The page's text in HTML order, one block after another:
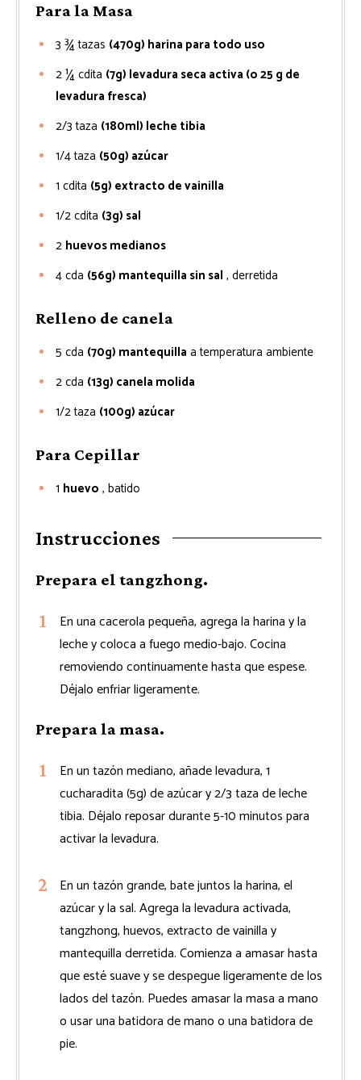
Para la Masa
3 ¾tazas (470g) harina para todo uso
2 ¼cdita (7g) levadura seca activa (o 25 g de
levadura fresca)
2/3taza (180ml) leche tibia
1/4taza (50g) azúcar
1 cdita (5g) extracto de vainilla
1/2cdita (3g) sal
2 huevos medianos
4cda (56g) mantequilla sin sal , derretida
Relleno de canela
5 cda (70g) mantequilla a temperatura ambiente
2cda (13g) canela molida
1/2taza (100g) azúcar
Para Cepillar
1 huevo , batido
Instrucciones
Prepara el tangzhong.
En una cacerola pequeña, agrega la harina y la
leche y coloca a fuego medio-bajo. Cocina
removiendo continuamente hasta que espese.
Déjalo enfriar ligeramente.
Prepara la masa.
En un tazón mediano, añade levadura, 1
cucharadita (5g) de azúcar y 2/3 taza de leche
tibia. Déjalo reposar durante 5-10 minutos para
activar la levadura.
En un tazón grande, bate juntos la harina, el
azúcar y la sal. Agrega la levadura activada,
tangzhong, huevos, extracto de vainilla y
mantequilla derretida. Comienza a amasar hasta
que esté suave y se despegue ligeramente de los
lados del tazón. Puedes amasar la masa a mano
o usar una batidora de mano o una batidora de
pie.